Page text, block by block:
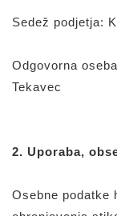
Sedež podjetja:
Odgovorna
Tekavec
2. Uporaba,
Osebne podatke